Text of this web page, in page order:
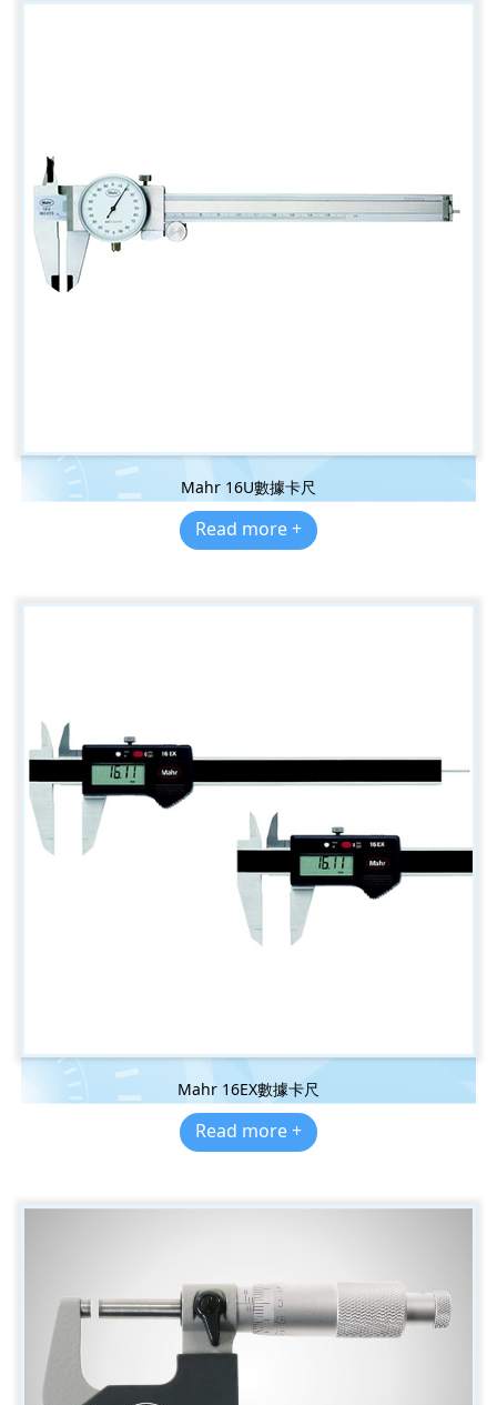
Mahr 16U數據卡尺
Read more +
Mahr 16EX數據卡尺
Read more +